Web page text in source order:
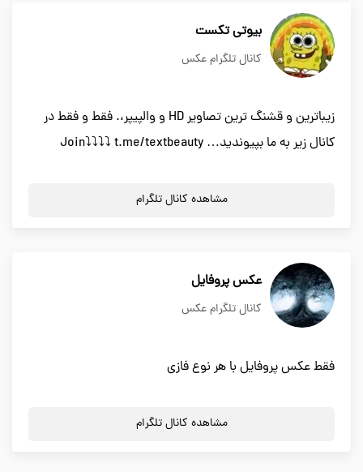
بیوتی تکست
کانال تلگرام عکس
زیباترین و قشنگ ترین تصاویر HD و والپیپر،. فقط و فقط در
کانال زیر به ما بپیوندید… Join⤵⤵⤵⤵ t.me/textbeauty
مشاهده کانال تلگرام
عکس پروفایل
کانال تلگرام عکس
فقط عکس پروفایل با هر نوع فازی
مشاهده کانال تلگرام